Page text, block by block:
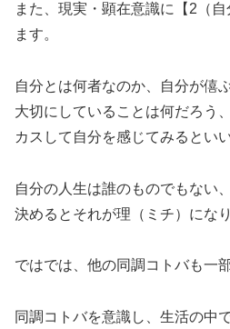
また、現実・顕在意識に【2（
ます。
自分とは何者なのか、自分が僖
大切にしていることは何だろう
カスして自分を感じてみるとい
自分の人生は誰のものでもない
決めるとそれが理（ミチ）になり
ではでは、他の同調コトバも一
同調コトバを意識し、生活の中